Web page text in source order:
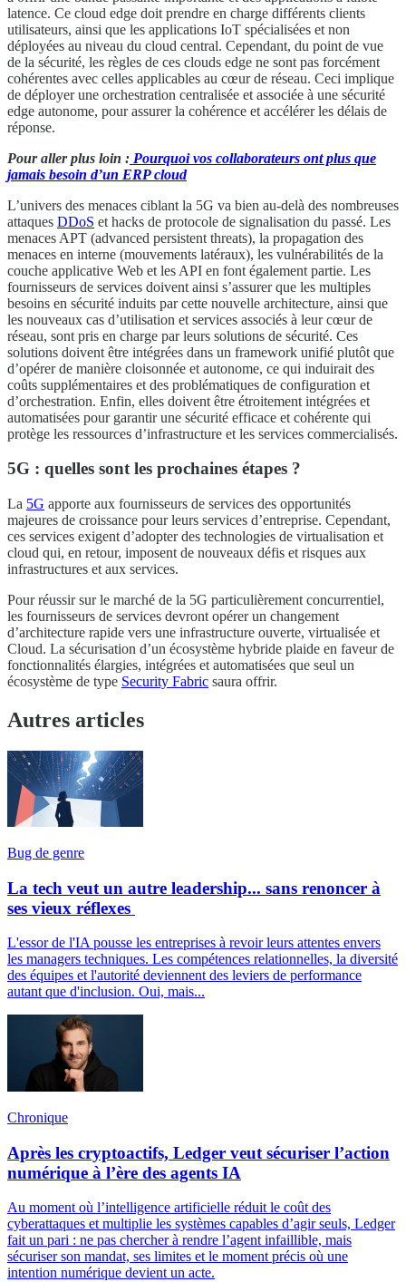
latence. Ce cloud edge doit prendre en charge différents clients
utilisateurs, ainsi que les applications IoT spécialisées et non
déployées au niveau du cloud central. Cependant, du point de vue
de la sécurité, les règles de ces clouds edge ne sont pas forcément
cohérentes avec celles applicables au cœur de réseau. Ceci implique
de déployer une orchestration centralisée et associée à une sécurité
edge autonome, pour assurer la cohérence et accélérer les délais de
réponse.
Pour aller plus loin : Pourquoi vos collaborateurs ont plus que
jamais besoin d’un ERP cloud
L’univers des menaces ciblant la 5G va bien au-delà des nombreuses
attaques DDoS et hacks de protocole de signalisation du passé. Les
menaces APT (advanced persistent threats), la propagation des
menaces en interne (mouvements latéraux), les vulnérabilités de la
couche applicative Web et les API en font également partie. Les
fournisseurs de services doivent ainsi s’assurer que les multiples
besoins en sécurité induits par cette nouvelle architecture, ainsi que
les nouveaux cas d’utilisation et services associés à leur cœur de
réseau, sont pris en charge par leurs solutions de sécurité. Ces
solutions doivent être intégrées dans un framework unifié plutôt que
d’opérer de manière cloisonnée et autonome, ce qui induirait des
coûts supplémentaires et des problématiques de configuration et
d’orchestration. Enfin, elles doivent être étroitement intégrées et
automatisées pour garantir une sécurité efficace et cohérente qui
protège les ressources d’infrastructure et les services commercialisés.
5G : quelles sont les prochaines étapes ?
La 5G apporte aux fournisseurs de services des opportunités
majeures de croissance pour leurs services d’entreprise. Cependant,
ces services exigent d’adopter des technologies de virtualisation et
cloud qui, en retour, imposent de nouveaux défis et risques aux
infrastructures et aux services.
Pour réussir sur le marché de la 5G particulièrement concurrentiel,
les fournisseurs de services devront opérer un changement
d’architecture rapide vers une infrastructure ouverte, virtualisée et
Cloud. La sécurisation d’un écosystème hybride plaide en faveur de
fonctionnalités élargies, intégrées et automatisées que seul un
écosystème de type Security Fabric saura offrir.
Autres articles
Bug de genre
La tech veut un autre leadership... sans renoncer à
ses vieux réflexes
L'essor de l'IA pousse les entreprises à revoir leurs attentes envers
les managers techniques. Les compétences relationnelles, la diversité
des équipes et l'autorité deviennent des leviers de performance
autant que d'inclusion. Oui, mais...
Chronique
Après les cryptoactifs, Ledger veut sécuriser l’action
numérique à l’ère des agents IA
Au moment où l’intelligence artificielle réduit le coût des
cyberattaques et multiplie les systèmes capables d’agir seuls, Ledger
fait un pari : ne pas chercher à rendre l’agent infaillible, mais
sécuriser son mandat, ses limites et le moment précis où une
intention numérique devient un acte.